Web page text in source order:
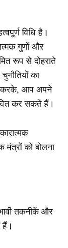
विधि है।
गुणों और
रूप से दोहराते
का
करके, आप अपने
कर सकते हैं।
को बोलना
तकनीकें और